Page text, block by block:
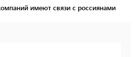
имеют связи с россиянами